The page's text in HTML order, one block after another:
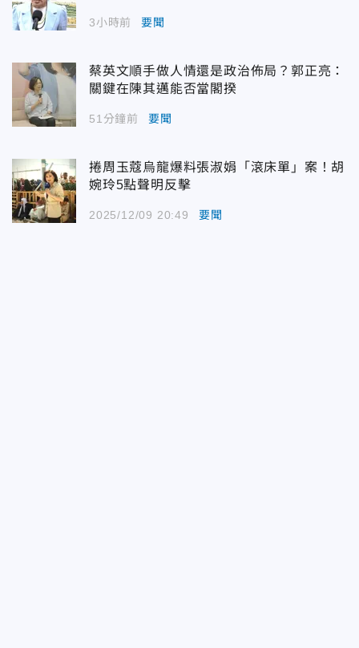
3小時前 要聞
蔡英文順手做人情還是政治佈局？郭正亮：
關鍵在陳其邁能否當閣揆
51分鐘前 要聞
捲周玉蔻烏龍爆料張淑娟「滾床單」案！胡
婉玲5點聲明反擊
2025/12/09 20:49 要聞